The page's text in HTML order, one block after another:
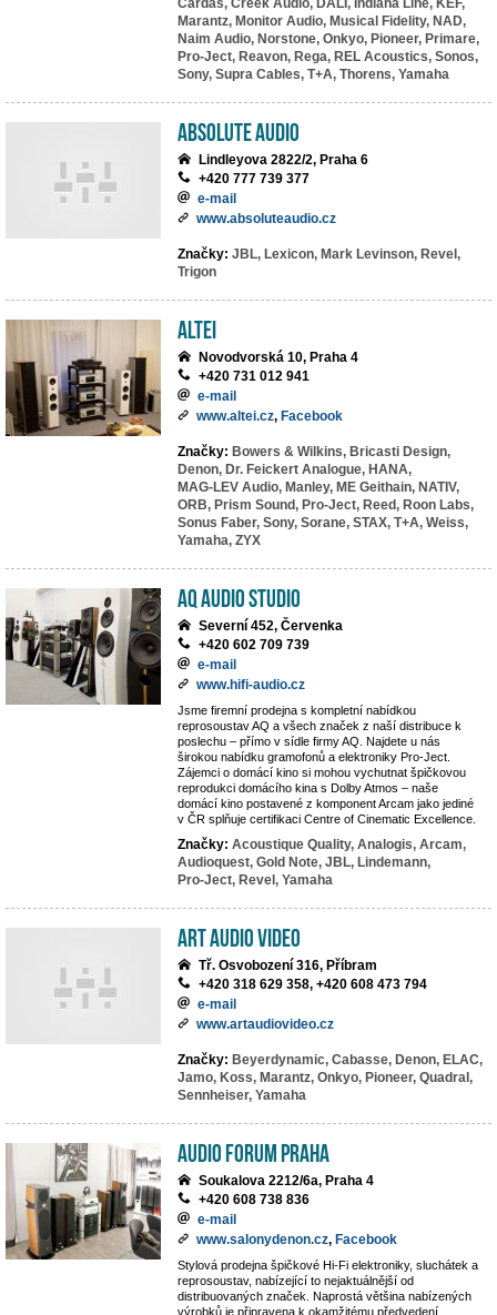
Cardas, Creek Audio, DALI, Indiana Line, KEF,
Marantz, Monitor Audio, Musical Fidelity, NAD,
Naim Audio, Norstone, Onkyo, Pioneer, Primare,
Pro-Ject, Reavon, Rega, REL Acoustics, Sonos,
Sony, Supra Cables, T+A, Thorens, Yamaha
Absolute Audio
Lindleyova 2822/2, Praha 6
+420 777 739 377
e-mail
www.absoluteaudio.cz
Značky: JBL, Lexicon, Mark Levinson, Revel,
Trigon
ALTEI
Novodvorská 10, Praha 4
+420 731 012 941
e-mail
www.altei.cz, Facebook
Značky: Bowers & Wilkins, Bricasti Design,
Denon, Dr. Feickert Analogue, HANA,
MAG-LEV Audio, Manley, ME Geithain, NATIV,
ORB, Prism Sound, Pro-Ject, Reed, Roon Labs,
Sonus Faber, Sony, Sorane, STAX, T+A, Weiss,
Yamaha, ZYX
AQ Audio Studio
Severní 452, Červenka
+420 602 709 739
e-mail
www.hifi-audio.cz
Jsme firemní prodejna s kompletní nabídkou
reprosoustav AQ a všech značek z naší distribuce k
poslechu – přímo v sídle firmy AQ. Najdete u nás
širokou nabídku gramofonů a elektroniky Pro-Ject.
Zájemci o domácí kino si mohou vychutnat špičkovou
reprodukci domácího kina s Dolby Atmos – naše
domácí kino postavené z komponent Arcam jako jediné
v ČR splňuje certifikaci Centre of Cinematic Excellence.
Značky: Acoustique Quality, Analogis, Arcam,
Audioquest, Gold Note, JBL, Lindemann,
Pro-Ject, Revel, Yamaha
Art Audio Video
Tř. Osvobození 316, Příbram
+420 318 629 358, +420 608 473 794
e-mail
www.artaudiovideo.cz
Značky: Beyerdynamic, Cabasse, Denon, ELAC,
Jamo, Koss, Marantz, Onkyo, Pioneer, Quadral,
Sennheiser, Yamaha
Audio Forum Praha
Soukalova 2212/6a, Praha 4
+420 608 738 836
e-mail
www.salonydenon.cz, Facebook
Stylová prodejna špičkové Hi-Fi elektroniky, sluchátek a
reprosoustav, nabízející to nejaktuálnější od
distribuovaných značek. Naprostá většina nabízených
výrobků je připravena k okamžitému předvedení.